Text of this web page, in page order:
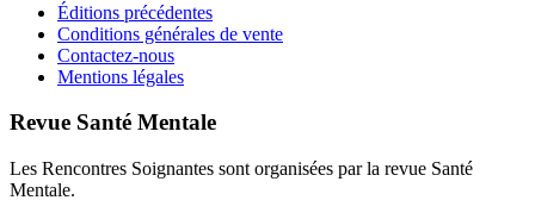
Éditions précédentes
Conditions générales de vente
Contactez-nous
Mentions légales
Revue Santé Mentale
Les Rencontres Soignantes sont organisées par la revue Santé
Mentale.